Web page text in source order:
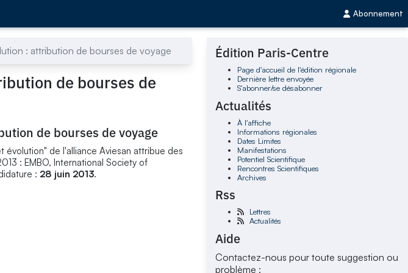
Abonnement
: attribution de bourses de voyage
de bourses de
de bourses de voyage
évolution" de l'alliance Aviesan attribue des
: EMBO, International Society of
: 28 juin 2013.
Édition Paris-Centre
Page d'accueil de l'édition régionale
Dernière lettre envoyée
S'abonner/se désabonner
Actualités
À l'affiche
Informations régionales
Dates Limites
Manifestations
Potentiel Scientifique
Rencontres Scientifiques
Archives
Rss
Lettres
Actualités
Aide
Contactez-nous pour toute suggestion ou
problème :